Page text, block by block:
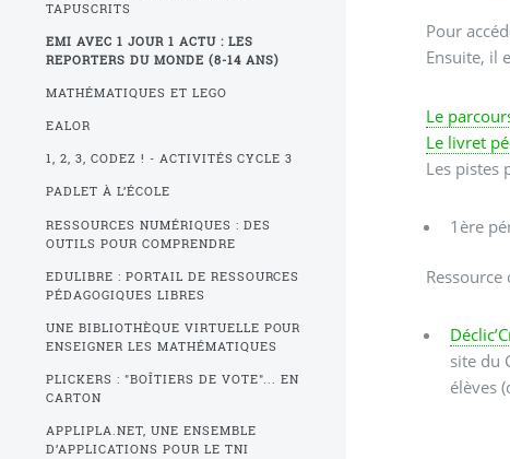
Pour
Ensuite, il
Le
Le livret
Les pistes
1ère
Ressource
site du
élèves
TAPUSCRITS
EMI AVEC 1 JOUR 1 ACTU : LES
REPORTERS DU MONDE (8-14 ANS)
MATHÉMATIQUES ET LEGO
EALOR
1, 2, 3, CODEZ ! - ACTIVITÉS CYCLE 3
PADLET À L’ÉCOLE
RESSOURCES NUMÉRIQUES : DES
OUTILS POUR COMPRENDRE
EDULIBRE : PORTAIL DE RESSOURCES
PÉDAGOGIQUES LIBRES
UNE BIBLIOTHÈQUE VIRTUELLE POUR
ENSEIGNER LES MATHÉMATIQUES
PLICKERS : "BOÎTIERS DE VOTE"... EN
CARTON
APPLIPLA.NET, UNE ENSEMBLE
D’APPLICATIONS POUR LE TNI